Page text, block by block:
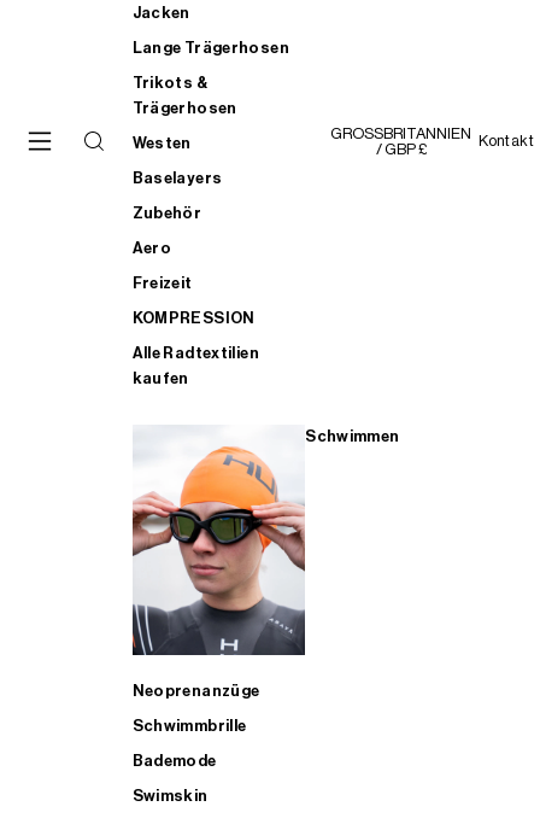
Jacken
Lange Trägerhosen
Trikots &
Trägerhosen
Westen
Baselayers
Zubehör
Aero
Freizeit
KOMPRESSION
Alle Radtextilien
kaufen
Schwimmen
Neoprenanzüge
Schwimmbrille
Bademode
Swimskin
GROSSBRITANNIEN
/ GBP £
Kontakt